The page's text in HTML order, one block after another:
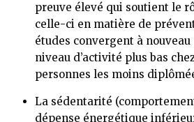
preuve élevé qui soutient le
celle-ci en matière de
études convergent à
niveau d’activité plus bas
personnes les moins
La sédentarité
dépense énergétique